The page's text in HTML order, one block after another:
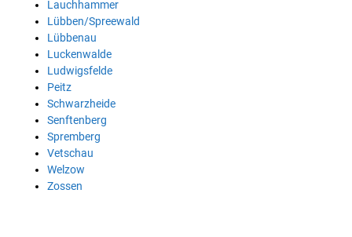
Lauchhammer
Lübben/Spreewald
Lübbenau
Luckenwalde
Ludwigsfelde
Peitz
Schwarzheide
Senftenberg
Spremberg
Vetschau
Welzow
Zossen